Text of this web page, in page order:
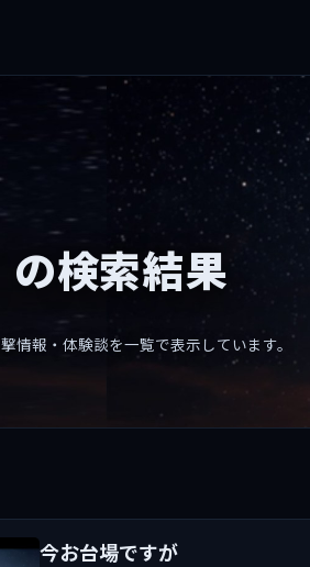
の検索結果
情報・体験談を一覧で表示しています。
今お台場ですが